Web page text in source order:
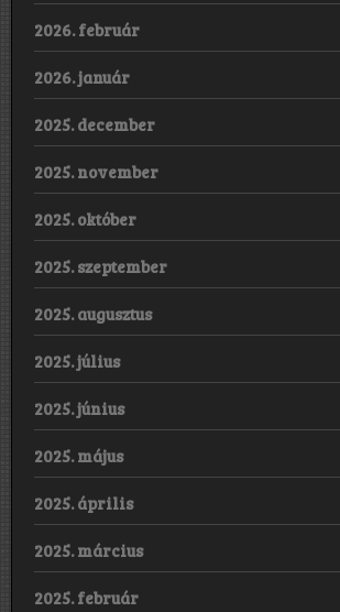
2026. február
2026. január
2025. december
2025. november
2025. október
2025. szeptember
2025. augusztus
2025. július
2025. június
2025. május
2025. április
2025. március
2025. február